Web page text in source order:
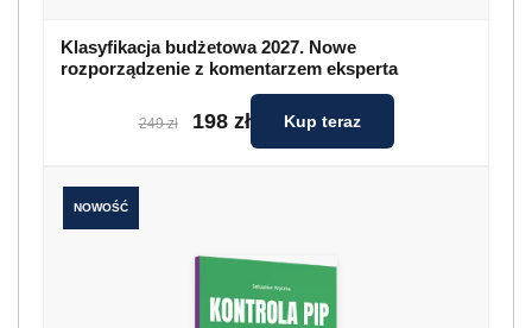
Klasyfikacja budżetowa 2027. Nowe
rozporządzenie z komentarzem eksperta
249 zł 198 zł Kup teraz
NOWOŚĆ